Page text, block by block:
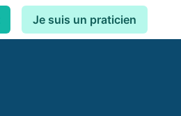
Je suis un praticien